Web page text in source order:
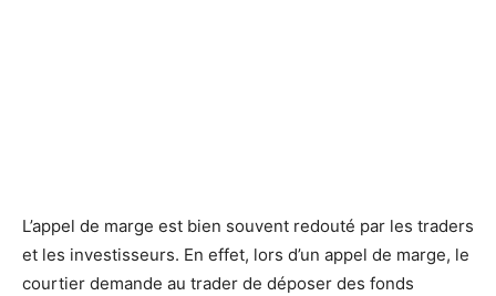
L’appel de marge est bien souvent redouté par les traders
et les investisseurs. En effet, lors d’un appel de marge, le
courtier demande au trader de déposer des fonds